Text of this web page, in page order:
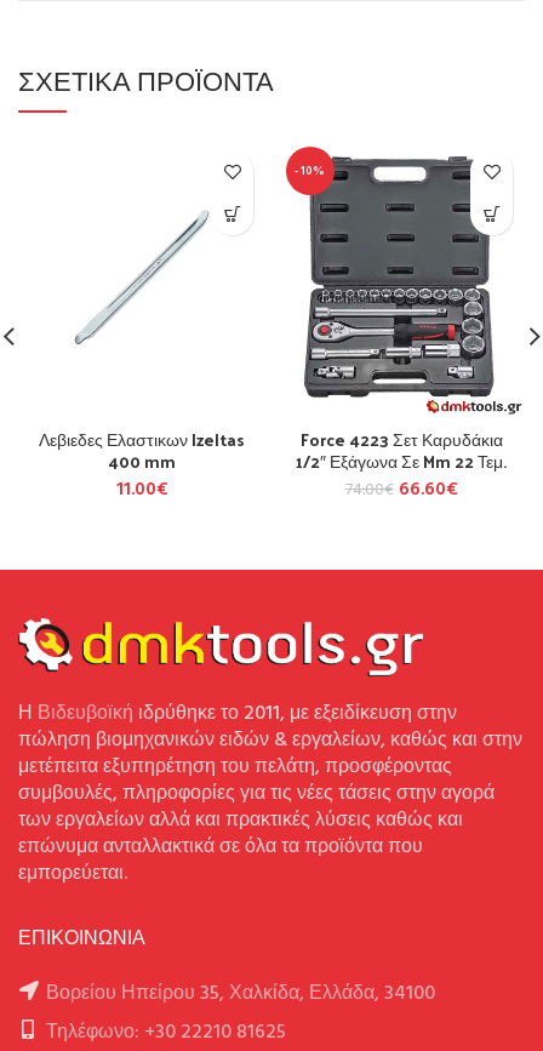
ΣΧΕΤΙΚΆ ΠΡΟΪΌΝΤΑ
Λεβιεδες Ελαστικων Izeltas
400 mm
11.00€
-10%
Force 4223 Σετ Καρυδάκια
1/2″ Εξάγωνα Σε Mm 22 Τεμ.
74.00€ 66.60€
Η Βιδευβοϊκή ιδρύθηκε το 2011, με εξειδίκευση στην
πώληση βιομηχανικών ειδών & εργαλείων, καθώς και στην
μετέπειτα εξυπηρέτηση του πελάτη, προσφέροντας
συμβουλές, πληροφορίες για τις νέες τάσεις στην αγορά
των εργαλείων αλλά και πρακτικές λύσεις καθώς και
επώνυμα ανταλλακτικά σε όλα τα προϊόντα που
εμπορεύεται.
ΕΠΙΚΟΙΝΩΝΙΑ
Βορείου Ηπείρου 35, Χαλκίδα, Ελλάδα, 34100
Τηλέφωνο: +30 22210 81625